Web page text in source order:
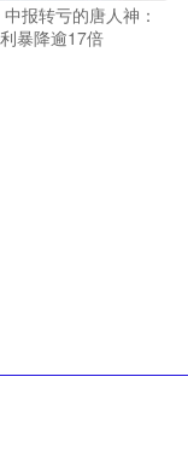
报转亏的唐人神：
暴降逾17倍